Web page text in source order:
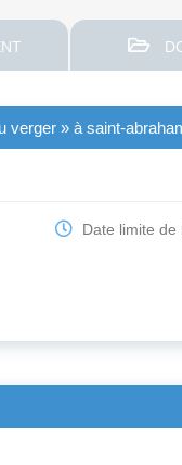
verger » à saint-
Date limite de